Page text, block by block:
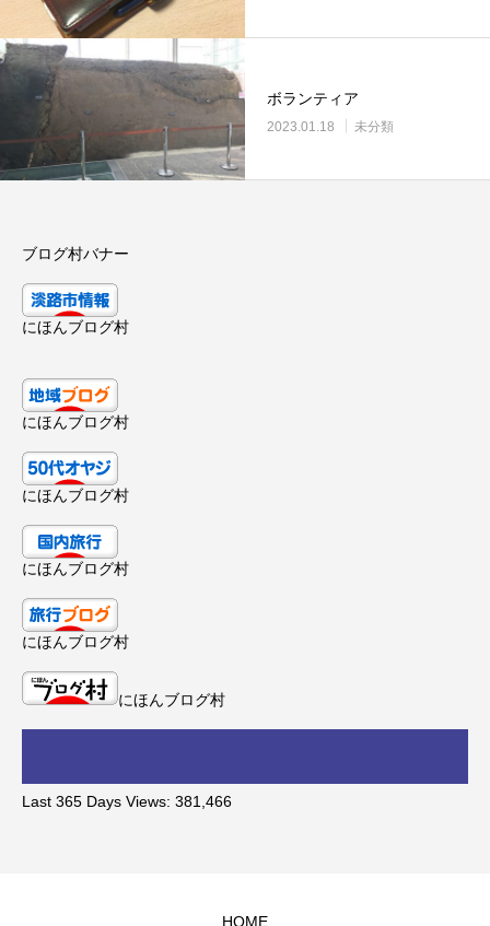
ボランティア
2023.01.18 未分類
ブログ村バナー
にほんブログ村
にほんブログ村
にほんブログ村
にほんブログ村
にほんブログ村
にほんブログ村
Last 365 Days Views: 381,466
HOME